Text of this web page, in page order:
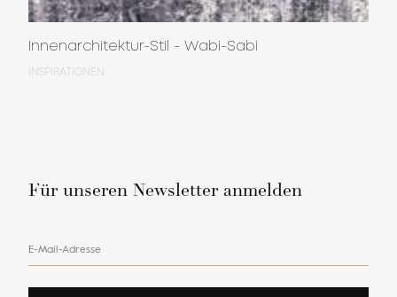
Innenarchitektur-Stil - Wabi-Sabi
INSPIRATIONEN
Für unseren Newsletter anmelden
E-Mail-Adresse